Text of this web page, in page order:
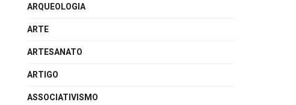
ARQUEOLOGIA
ARTE
ARTESANATO
ARTIGO
ASSOCIATIVISMO